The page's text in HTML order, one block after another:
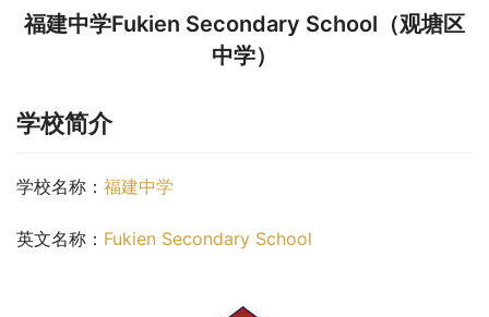
福建中学Fukien Secondary School（观塘区
中学）
学校简介
学校名称： 福建中学
英文名称： Fukien Secondary School